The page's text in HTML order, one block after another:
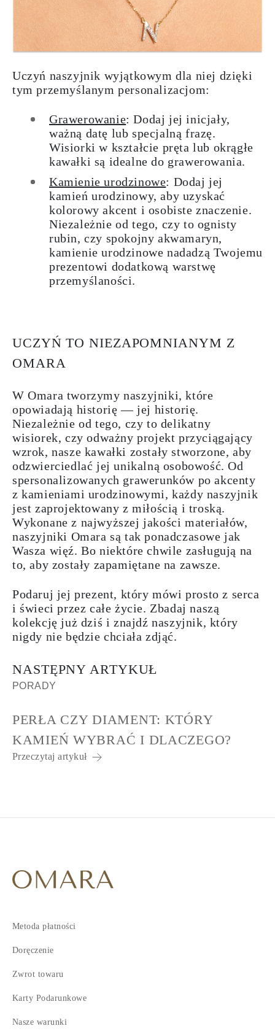
Uczyń naszyjnik wyjątkowym dla niej dzięki
tym przemyślanym personalizacjom:
Grawerowanie: Dodaj jej inicjały,
ważną datę lub specjalną frazę.
Wisiorki w kształcie pręta lub okrągłe
kawałki są idealne do grawerowania.
Kamienie urodzinowe: Dodaj jej
kamień urodzinowy, aby uzyskać
kolorowy akcent i osobiste znaczenie.
Niezależnie od tego, czy to ognisty
rubin, czy spokojny akwamaryn,
kamienie urodzinowe nadadzą Twojemu
prezentowi dodatkową warstwę
przemyślaności.
UCZYŃ TO NIEZAPOMNIANYM Z
OMARA
W Omara tworzymy naszyjniki, które
opowiadają historię — jej historię.
Niezależnie od tego, czy to delikatny
wisiorek, czy odważny projekt przyciągający
wzrok, nasze kawałki zostały stworzone, aby
odzwierciedlać jej unikalną osobowość. Od
spersonalizowanych grawerunków po akcenty
z kamieniami urodzinowymi, każdy naszyjnik
jest zaprojektowany z miłością i troską.
Wykonane z najwyższej jakości materiałów,
naszyjniki Omara są tak ponadczasowe jak
Wasza więź. Bo niektóre chwile zasługują na
to, aby zostały zapamiętane na zawsze.
Podaruj jej prezent, który mówi prosto z serca
i świeci przez całe życie. Zbadaj naszą
kolekcję już dziś i znajdź naszyjnik, który
nigdy nie będzie chciała zdjąć.
NASTĘPNY ARTYKUŁ
PORADY
PERŁA CZY DIAMENT: KTÓRY
KAMIEŃ WYBRAĆ I DLACZEGO?
Przeczytaj artykuł
Metoda płatności
Doręczenie
Zwrot towaru
Karty Podarunkowe
Nasze warunki